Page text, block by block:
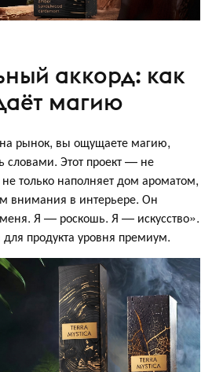
аккорд: как
магию
на рынок, вы ощущаете магию,
словами. Этот проект — не
только наполняет дом ароматом,
внимания в интерьере. Он
Я — роскошь. Я — искусство».
продукта уровня премиум.